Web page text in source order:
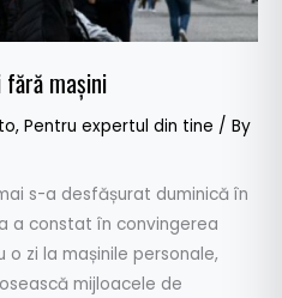
mașini
, Pentru expertul din tine / By
s-a desfășurat duminică în
a constat în convingerea
zi la mașinile personale,
mijloacele de